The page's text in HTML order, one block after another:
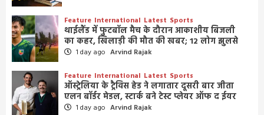
Feature International Latest Sports
थाईलैंड में फुटबॉल मैच के दौरान आकाशीय बिजली
का कहर, खिलाड़ी की मौत की खबर; 12 लोग झुलसे
1 day ago Arvind Rajak
Feature International Latest Sports
ऑस्ट्रेलिया के ट्रैविस हेड ने लगातार दूसरी बार जीता
एलन बॉर्डर मेडल, स्टार्क बने टेस्ट प्लेयर ऑफ द ईयर
1 day ago Arvind Rajak